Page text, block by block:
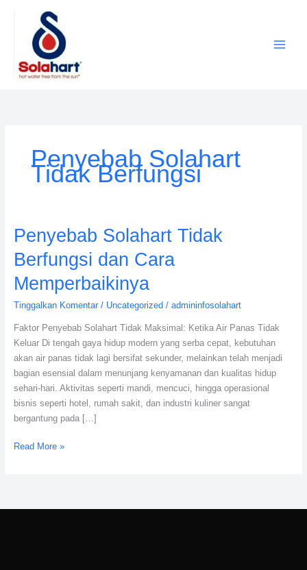
Penyebab Solahart
Tidak Berfungsi
Penyebab Solahart Tidak
Berfungsi dan Cara
Memperbaikinya
Tinggalkan Komentar / Uncategorized / admininfosolahart
Faktor Penyebab Solahart Tidak Maksimal: Ketika Air Panas Tidak
Keluar Di tengah gaya hidup modern yang serba cepat, kebutuhan
akan air panas tidak lagi bersifat sekunder, melainkan telah menjadi
bagian esensial dalam menunjang kenyamanan dan kualitas hidup
sehari-hari. Aktivitas seperti mandi, mencuci, hingga operasional
bisnis seperti hotel, rumah sakit, dan industri kuliner sangat
bergantung pada […]
Penyebab
Solahart
Tidak
Berfungsi
dan
Cara
Read More »